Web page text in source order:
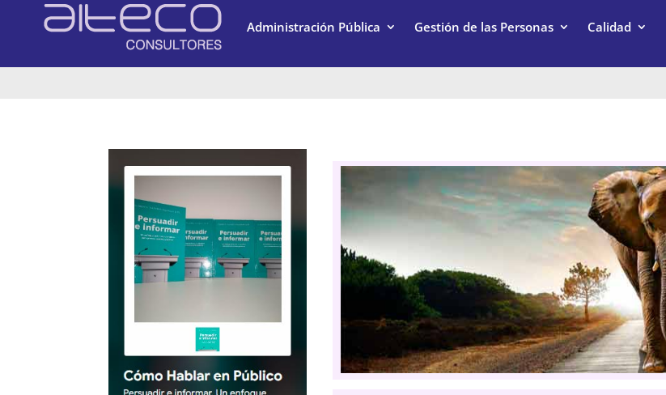
Administración Pública Gestión de las Personas Calidad